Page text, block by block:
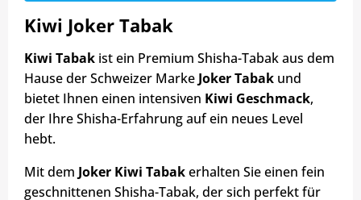
Kiwi Joker Tabak
Kiwi Tabak ist ein Premium Shisha-Tabak aus dem
Hause der Schweizer Marke Joker Tabak und
bietet Ihnen einen intensiven Kiwi Geschmack,
der Ihre Shisha-Erfahrung auf ein neues Level
hebt.
Mit dem Joker Kiwi Tabakerhalten Sie einen fein
geschnittenen Shisha-Tabak, der sich perfekt für